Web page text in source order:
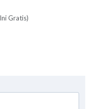
Gratis)